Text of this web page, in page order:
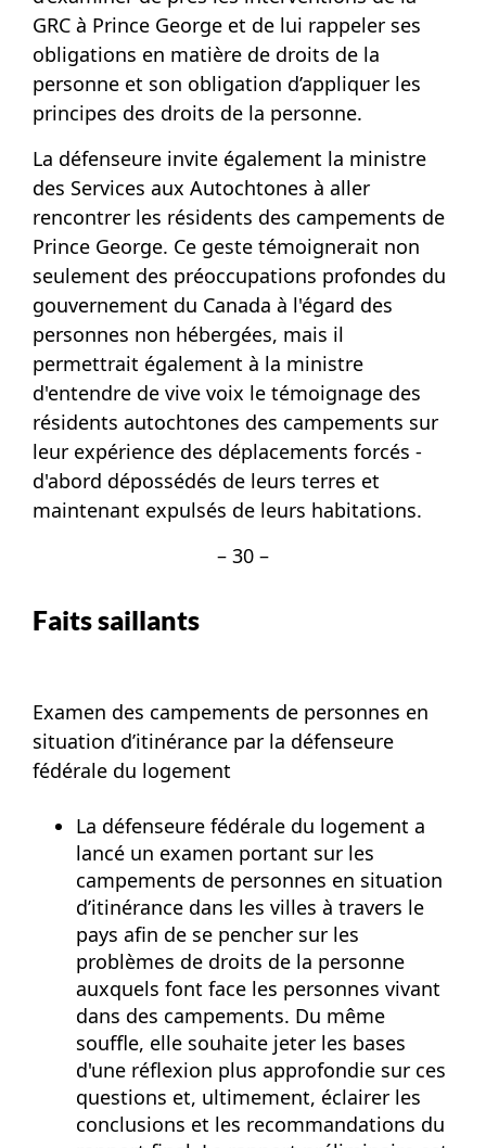
GRC à Prince George et de lui rappeler ses
obligations en matière de droits de la
personne et son obligation d’appliquer les
principes des droits de la personne.
La défenseure invite également la ministre
des Services aux Autochtones à aller
rencontrer les résidents des campements de
Prince George. Ce geste témoignerait non
seulement des préoccupations profondes du
gouvernement du Canada à l'égard des
personnes non hébergées, mais il
permettrait également à la ministre
d'entendre de vive voix le témoignage des
résidents autochtones des campements sur
leur expérience des déplacements forcés -
d'abord dépossédés de leurs terres et
maintenant expulsés de leurs habitations.
– 30 –
Faits saillants
Examen des campements de personnes en
situation d’itinérance par la défenseure
fédérale du logement
La défenseure fédérale du logement a
lancé un examen portant sur les
campements de personnes en situation
d’itinérance dans les villes à travers le
pays afin de se pencher sur les
problèmes de droits de la personne
auxquels font face les personnes vivant
dans des campements. Du même
souffle, elle souhaite jeter les bases
d'une réflexion plus approfondie sur ces
questions et, ultimement, éclairer les
conclusions et les recommandations du